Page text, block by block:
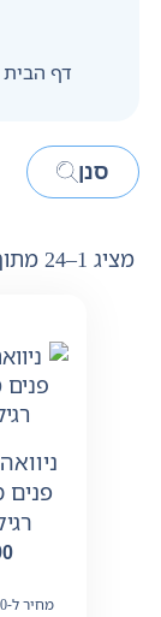
דף הבית
מציג 1–24 מתוך 80 תוצאות
רגיל 50
מחיר ל-100 מ"ל:
סנן